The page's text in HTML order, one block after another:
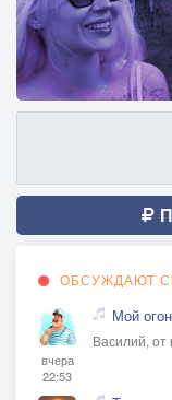
ОБСУЖДАЮТ
вчера
22:53
Мой
Василий, от